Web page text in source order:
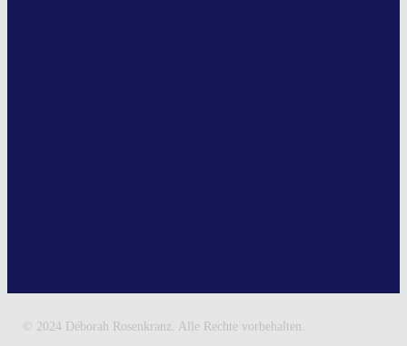
© 2024 Déborah Rosenkranz. Alle Rechte vorbehalten.